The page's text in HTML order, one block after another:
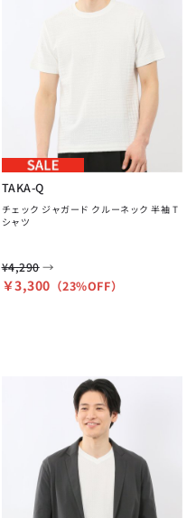
TAKA-Q
チェック ジャガード クルーネック 半袖 T
シャツ
¥4,290 →
￥3,300 （23%OFF）